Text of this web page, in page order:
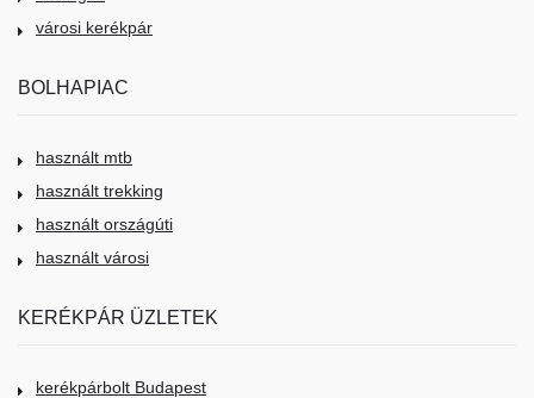
városi kerékpár
BOLHAPIAC
használt mtb
használt trekking
használt országúti
használt városi
KERÉKPÁR ÜZLETEK
kerékpárbolt Budapest